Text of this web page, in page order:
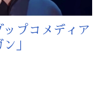
プコメディア
」